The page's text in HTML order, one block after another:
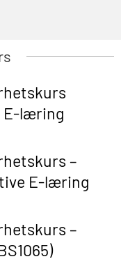
E-læring
–
E-læring
–